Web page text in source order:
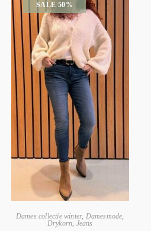
SALE 50%
Dames collectie winter, Damesmode
Drykorn Jeans